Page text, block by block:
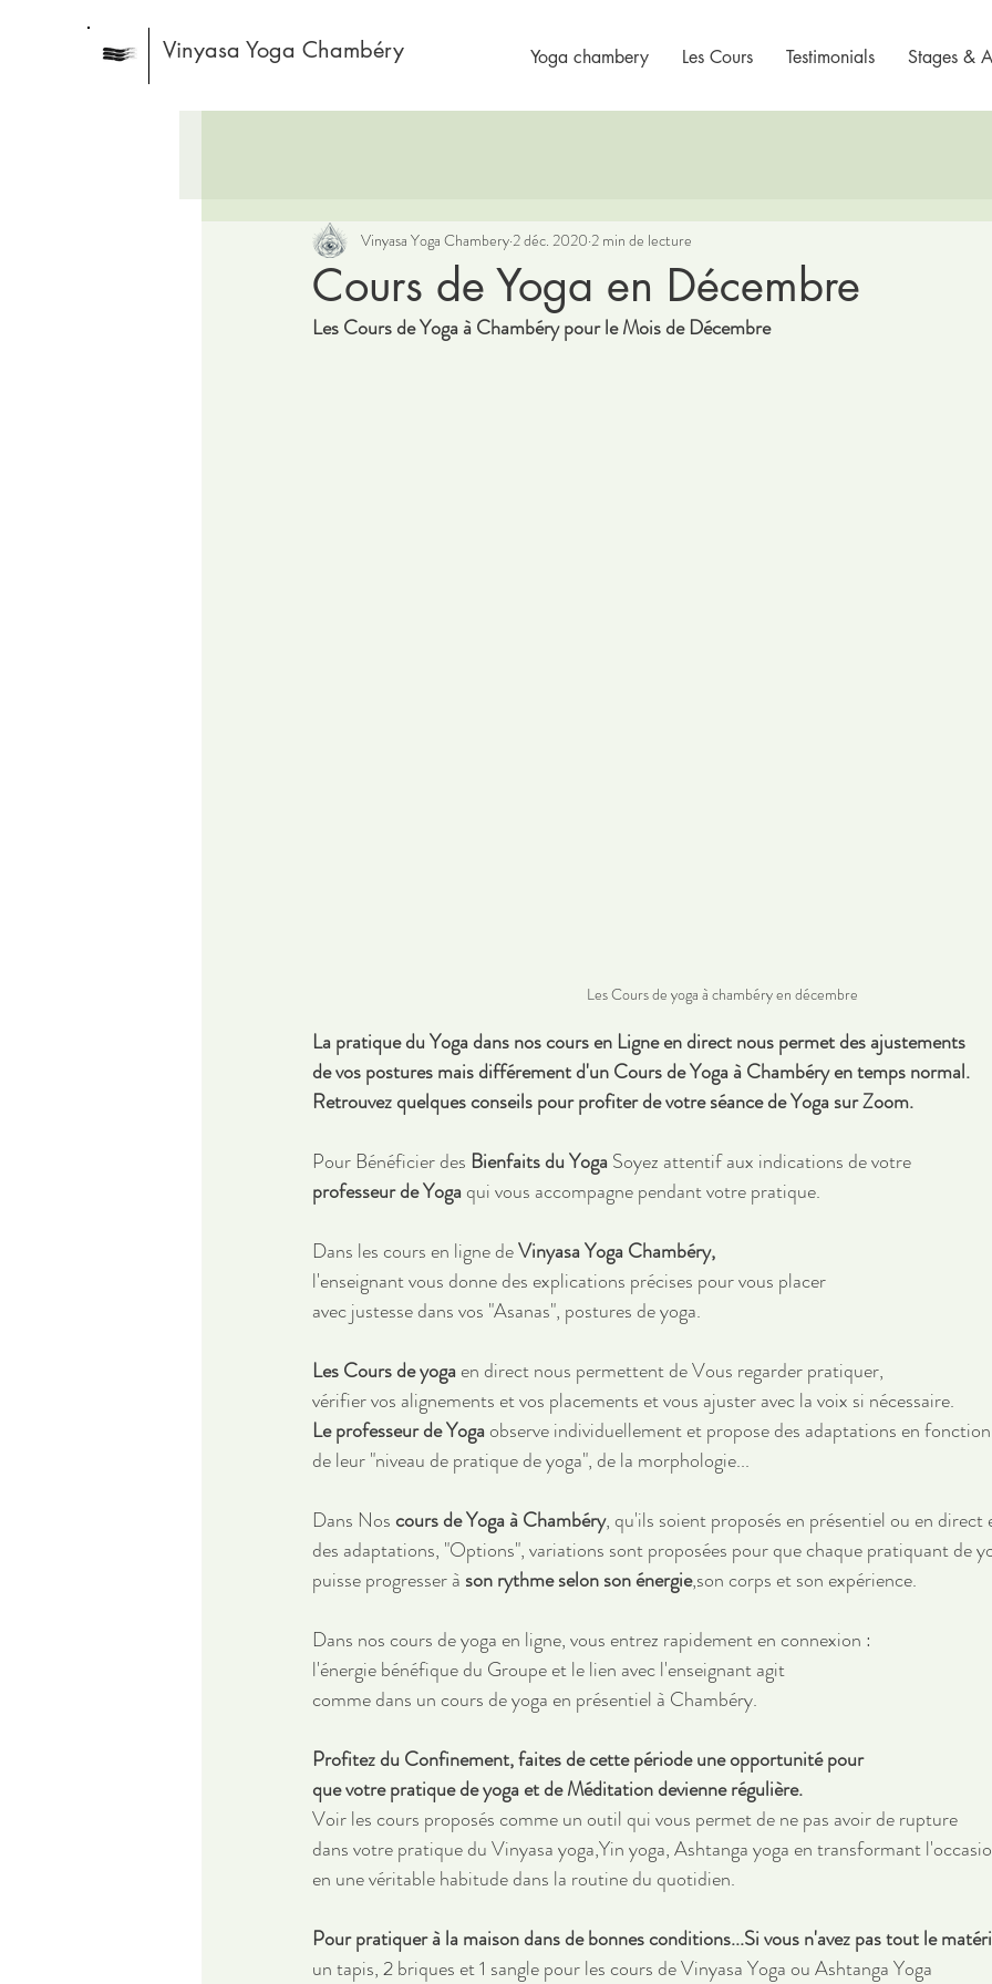
Vinyasa Yoga Chambéry Yoga chambery Les Cours Testimonials Stages &
Cours de Yoga en Décembre
Vinyasa Yoga Chambery 2 déc. 2020 2 min de lecture
Les Cours de Yoga à Chambéry pour le Mois de Décembre
Les Cours de yoga à chambéry en décembre
La pratique du Yoga dans nos cours en Ligne en direct nous permet des ajustements
de vos postures mais différement d'un Cours de Yoga à Chambéry en temps normal.
Retrouvez quelques conseils pour profiter de votre séance de Yoga sur Zoom.
Pour Bénéficier des Bienfaits du Yoga Soyez attentif aux indications de votre
professeur de Yoga qui vous accompagne pendant votre pratique.
Dans les cours en ligne de Vinyasa Yoga Chambéry,
l'enseignant vous donne des explications précises pour vous placer
avec justesse dans vos "Asanas", postures de yoga.
Les Cours de yoga en direct nous permettent de Vous regarder pratiquer,
vérifier vos alignements et vos placements et vous ajuster avec la voix si nécessaire.
Le professeur de Yoga observe individuellement et propose des adaptations en fonction
de leur "niveau de pratique de yoga", de la morphologie...
Dans Nos cours de Yoga à Chambéry, qu'ils soient proposés en présentiel ou en direct
des adaptations, "Options", variations sont proposées pour que chaque pratiquant de
puisse progresser à son rythme selon son énergie,son corps et son expérience.
Dans nos cours de yoga en ligne, vous entrez rapidement en connexion :
l'énergie bénéfique du Groupe et le lien avec l'enseignant agit
comme dans un cours de yoga en présentiel à Chambéry.
Profitez du Confinement, faites de cette période une opportunité pour
que votre pratique de yoga et de Méditation devienne régulière.
Voir les cours proposés comme un outil qui vous permet de ne pas avoir de rupture
dans votre pratique du Vinyasa yoga,Yin yoga, Ashtanga yoga en transformant
en une véritable habitude dans la routine du quotidien.
Pour pratiquer à la maison dans de bonnes conditions...Si vous n'avez pas tout le
un tapis, 2 briques et 1 sangle pour les cours de Vinyasa Yoga ou Ashtanga Yoga